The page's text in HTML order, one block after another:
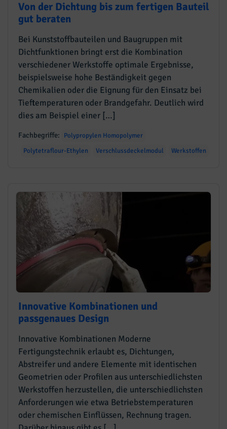
Von der Dichtung bis zum fertigen Bauteil
gut beraten
Bei Kunststoffbauteilen und Baugruppen mit
Dichtfunktionen bringt erst die Kombination
verschiedener Werkstoffe optimale Ergebnisse,
beispielsweise hohe Beständigkeit gegen
Chemikalien oder die Eignung für den Einsatz bei
Tieftemperaturen oder Brandgefahr. Deutlich wird
dies am Beispiel einer […]
Fachbegriffe:
Polypropylen Homopolymer
Polytetraflour-Ethylen
Verschlussdeckelmodul Werkstoffen
Innovative Kombinationen und
passgenaues Design
Innovative Kombinationen Moderne
Fertigungstechnik erlaubt es, Dichtungen,
Abstreifer und andere Elemente mit identischen
Geometrien oder Profilen aus unterschiedlichsten
Werkstoffen herzustellen, die unterschiedlichsten
Anforderungen wie etwa Betriebstemperaturen
oder chemischen Einflüssen, Rechnung tragen.